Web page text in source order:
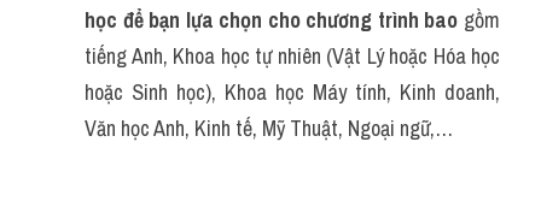
học để bạn lựa chọn cho chương trình bao gồm
tiếng Anh, Khoa học tự nhiên (Vật Lý hoặc Hóa học
hoặc Sinh học), Khoa học Máy tính, Kinh doanh,
Văn học Anh, Kinh tế, Mỹ Thuật, Ngoại ngữ,…